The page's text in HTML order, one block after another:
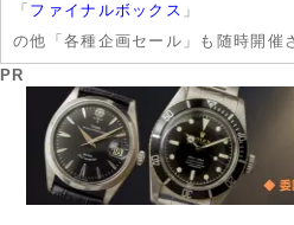
「 ファイナルボックス 」
の他「各種企画セール」も随時開催
PR